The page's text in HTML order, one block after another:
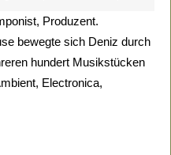
van
Agenew
bewegte sich Deniz durch
hundert Musikstücken
Electronica,